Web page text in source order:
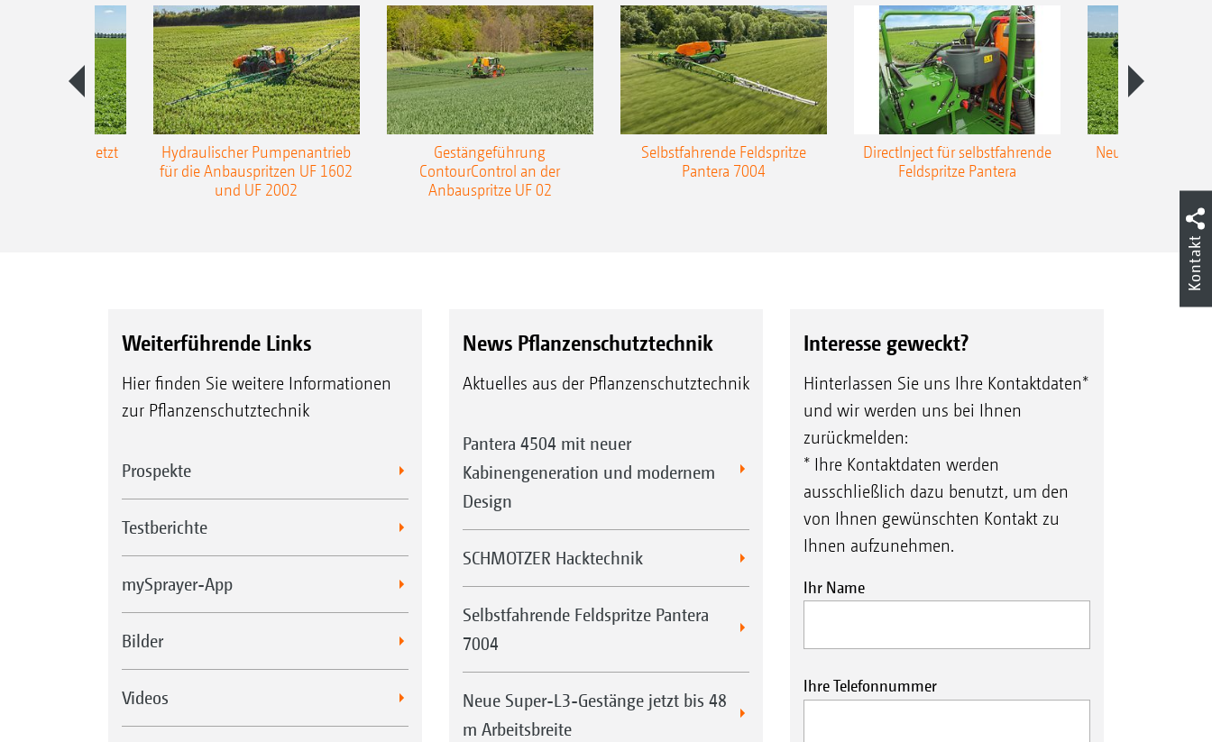
L3-Gestänge jetzt
Hydraulischer Pumpenantrieb
für die Anbauspritzen UF 1602
und UF 2002
Gestängeführung
ContourControl an der
Anbauspritze UF 02
Selbstfahrende Feldspritze
Pantera 7004
DirectInject für selbstfahrende
Feldspritze Pantera
Neue Super-L3-
Weiterführende Links
Hier finden Sie weitere Informationen
zur Pflanzenschutztechnik
Prospekte
Testberichte
mySprayer-App
Bilder
Videos
News Pflanzenschutztechnik
Aktuelles aus der Pflanzenschutztechnik
Pantera 4504 mit neuer
Kabinengeneration und modernem
Design
SCHMOTZER Hacktechnik
Selbstfahrende Feldspritze Pantera
7004
Neue Super-L3-Gestänge jetzt bis 48
m Arbeitsbreite
Interesse geweckt?
Hinterlassen Sie uns Ihre Kontaktdaten*
und wir werden uns bei Ihnen
zurückmelden:
* Ihre Kontaktdaten werden
ausschließlich dazu benutzt, um den
von Ihnen gewünschten Kontakt zu
Ihnen aufzunehmen.
Ihr Name
Ihre Telefonnummer
Kontakt